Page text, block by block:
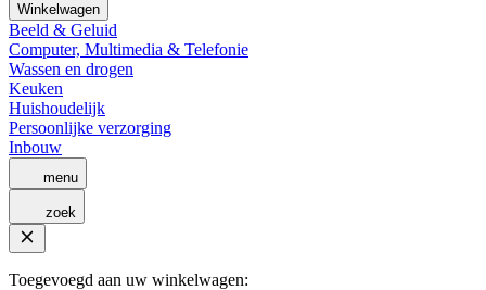
Winkelwagen
Beeld & Geluid
Computer, Multimedia & Telefonie
Wassen en drogen
Keuken
Huishoudelijk
Persoonlijke verzorging
Inbouw
menu
zoek
Toegevoegd aan uw winkelwagen: